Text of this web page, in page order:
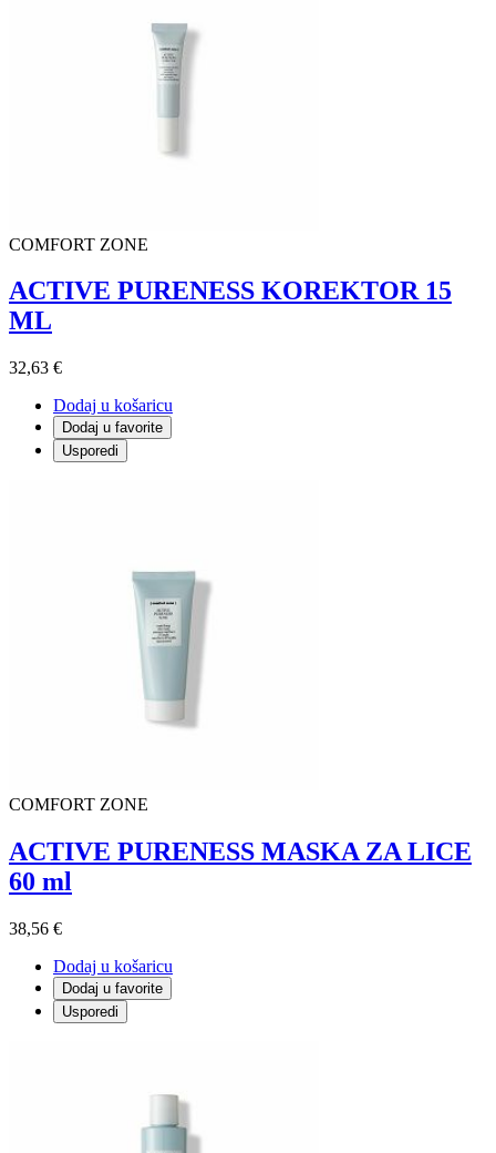
COMFORT ZONE
ACTIVE PURENESS KOREKTOR 15
ML
32,63 €
Dodaj u košaricu
Dodaj u favorite
Usporedi
COMFORT ZONE
ACTIVE PURENESS MASKA ZA LICE
60 ml
38,56 €
Dodaj u košaricu
Dodaj u favorite
Usporedi